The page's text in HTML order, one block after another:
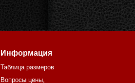
Информация
Таблица размеров
Вопросы цены,